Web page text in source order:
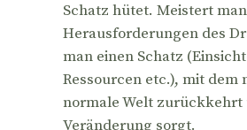
Schatz hütet. Meistert
Herausforderungen des
man einen Schatz
Ressourcen etc.), mit dem
normale Welt
Veränderung sorgt.